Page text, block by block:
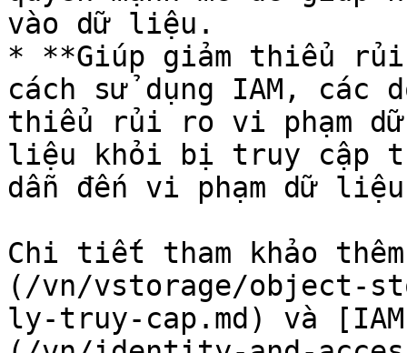
vào dữ liệu.
* **Giúp giảm thiểu
cách sử dụng IAM, các
thiểu rủi ro vi phạm
liệu khỏi bị truy cập
dẫn đến vi phạm dữ
Chi tiết tham khảo
(/vn/vstorage/object-
ly-truy-cap.md) và